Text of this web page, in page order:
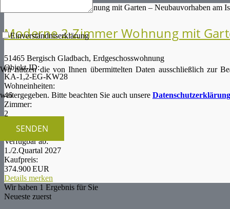
Einverständniserklärung
Wir nutzen die von Ihnen übermittelten Daten ausschließlich zur
weitergegeben. Bitte beachten Sie auch unsere Datenschutzerklärung
SENDEN
Website
URL*
Moderne 2-Zimmer Wohnung mit
51465 Bergisch Gladbach, Erdgeschosswohnung
Objekt-ID:
KA-1,2-EG-KW28
Wohneinheiten:
46
Zimmer:
2
64,13 m²
Verfügbar ab:
1./2.Quartal 2027
Kaufpreis:
374.900 EUR
Details merken
Wir haben 1 Ergebnis für Sie
Neueste zuerst